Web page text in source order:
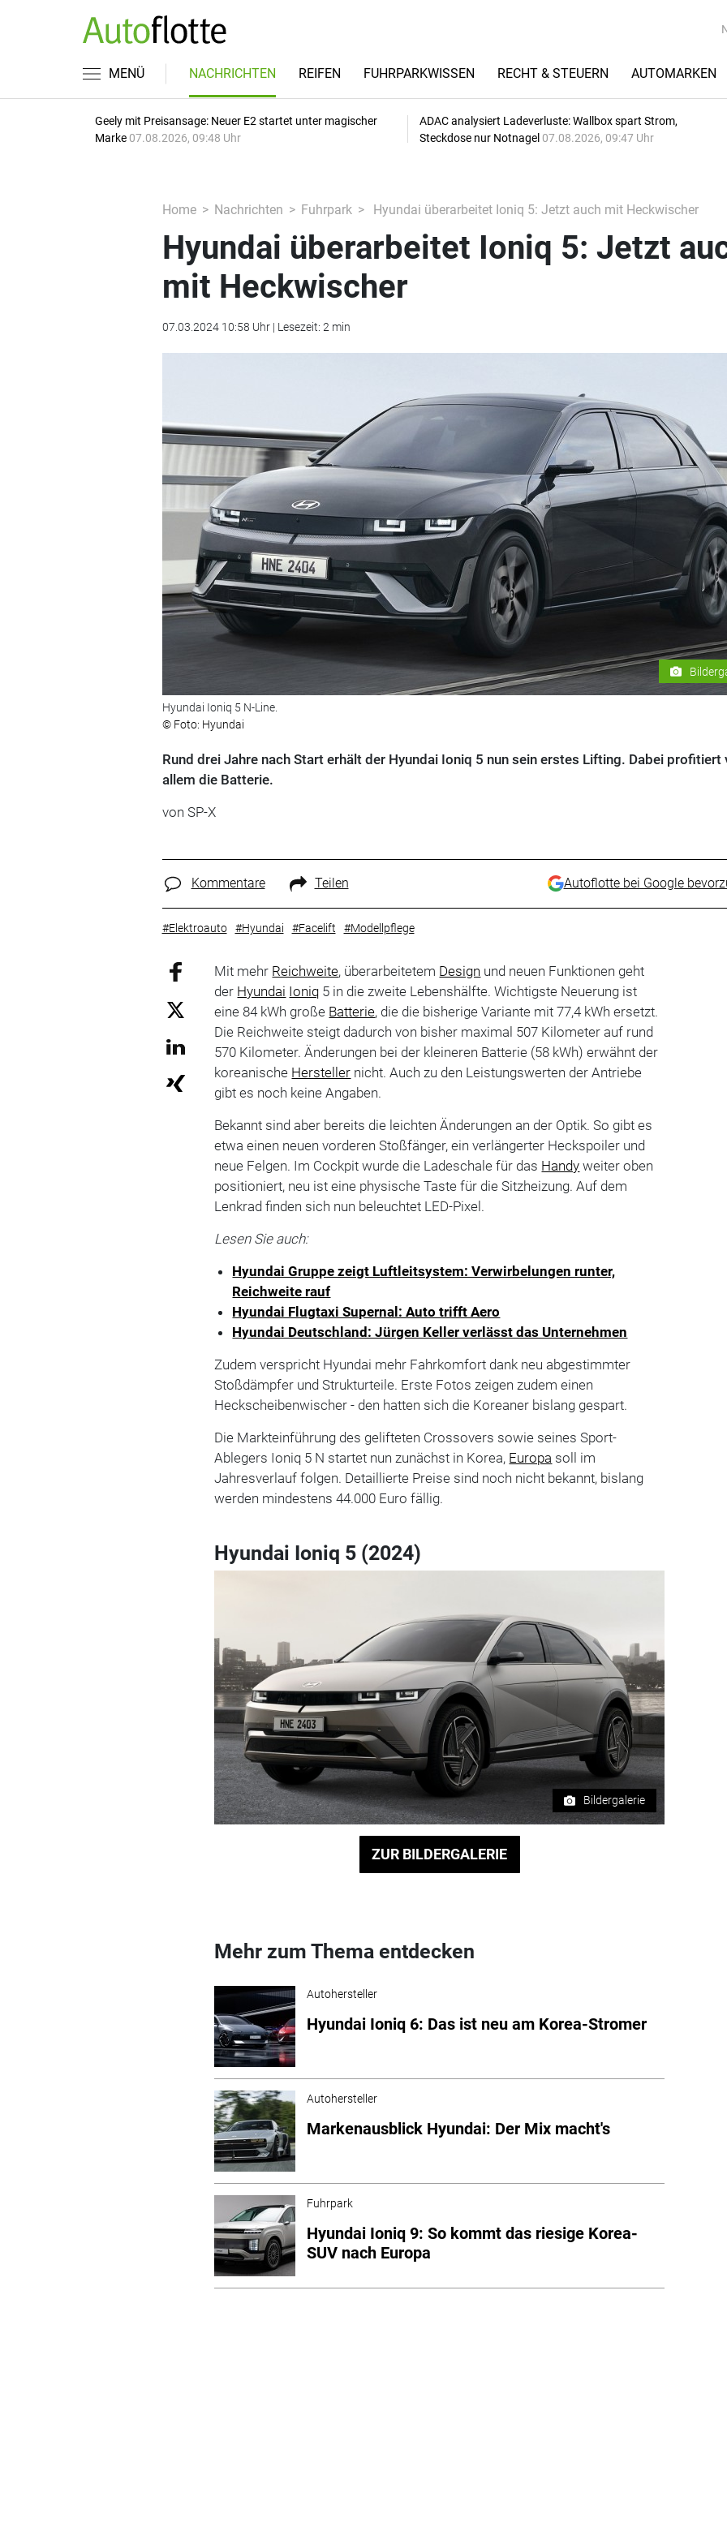
MENÜ NACHRICHTEN REIFEN FUHRPARKWISSEN RECHT & STEUERN AUTOMARKEN
Geely mit Preisansage: Neuer E2 startet unter magischer
Marke 07.08.2026, 09:48 Uhr
ADAC analysiert Ladeverluste: Wallbox spart Strom,
Steckdose nur Notnagel 07.08.2026, 09:47 Uhr
Home Nachrichten Fuhrpark Hyundai überarbeitet Ioniq 5: Jetzt auch mit Heckwischer
Hyundai überarbeitet Ioniq 5: Jetzt
mit Heckwischer
07.03.2024 10:58 Uhr | Lesezeit: 2 min
Hyundai Ioniq 5 N-Line.
© Foto: Hyundai
Rund drei Jahre nach Start erhält der Hyundai Ioniq 5 nun sein erstes Lifting. Dabei profitiert
allem die Batterie.
von SP-X
Kommentare Teilen Autoflotte bei Google
#Elektroauto #Hyundai #Facelift #Modellpflege
Mit mehr Reichweite, überarbeitetem Design und neuen Funktionen geht
der Hyundai Ioniq 5 in die zweite Lebenshälfte. Wichtigste Neuerung ist
eine 84 kWh große Batterie, die die bisherige Variante mit 77,4 kWh ersetzt.
Die Reichweite steigt dadurch von bisher maximal 507 Kilometer auf rund
570 Kilometer. Änderungen bei der kleineren Batterie (58 kWh) erwähnt der
koreanische Hersteller nicht. Auch zu den Leistungswerten der Antriebe
gibt es noch keine Angaben.
Bekannt sind aber bereits die leichten Änderungen an der Optik. So gibt es
etwa einen neuen vorderen Stoßfänger, ein verlängerter Heckspoiler und
neue Felgen. Im Cockpit wurde die Ladeschale für das Handy weiter oben
positioniert, neu ist eine physische Taste für die Sitzheizung. Auf dem
Lenkrad finden sich nun beleuchtet LED-Pixel.
Lesen Sie auch:
Hyundai Gruppe zeigt Luftleitsystem: Verwirbelungen runter,
Reichweite rauf
Hyundai Flugtaxi Supernal: Auto trifft Aero
Hyundai Deutschland: Jürgen Keller verlässt das Unternehmen
Zudem verspricht Hyundai mehr Fahrkomfort dank neu abgestimmter
Stoßdämpfer und Strukturteile. Erste Fotos zeigen zudem einen
Heckscheibenwischer - den hatten sich die Koreaner bislang gespart.
Die Markteinführung des gelifteten Crossovers sowie seines Sport-
Ablegers Ioniq 5 N startet nun zunächst in Korea, Europa soll im
Jahresverlauf folgen. Detaillierte Preise sind noch nicht bekannt, bislang
werden mindestens 44.000 Euro fällig.
Hyundai Ioniq 5 (2024)
Bildergalerie
ZUR BILDERGALERIE
Mehr zum Thema entdecken
Autohersteller
Hyundai Ioniq 6: Das ist neu am Korea-Stromer
Autohersteller
Markenausblick Hyundai: Der Mix macht's
Fuhrpark
Hyundai Ioniq 9: So kommt das riesige Korea-
SUV nach Europa